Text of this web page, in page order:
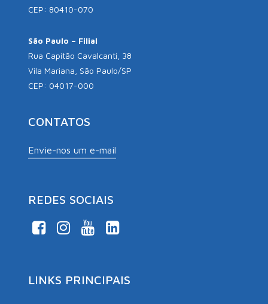
CEP: 80410-070
São Paulo – Filial
Rua Capitão Cavalcanti, 38
Vila Mariana, São Paulo/SP
CEP: 04017-000
CONTATOS
Envie-nos um e-mail
REDES SOCIAIS
LINKS PRINCIPAIS